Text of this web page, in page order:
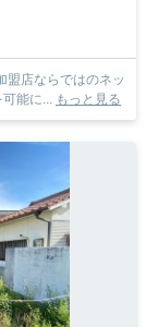
盟店ならではのネッ
能に...
もっと見る